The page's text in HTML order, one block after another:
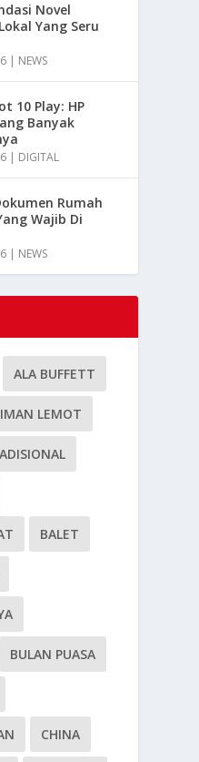
Novel
Yang Seru
| NEWS
10 Play: HP
Banyak
| DIGITAL
Rumah
Wajib Di
| NEWS
ALA BUFFETT
LEMOT
BALET
BULAN PUASA
CHINA